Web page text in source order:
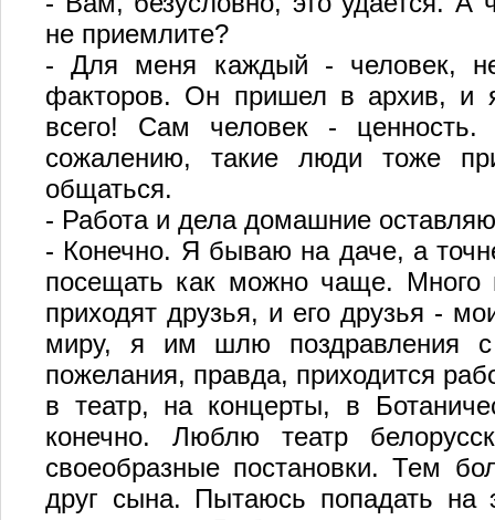
не приемлите?
- Для меня каждый - человек,
факторов. Он пришел в архив, и
всего! Сам человек -
сожалению, такие люди тоже
общаться.
- Работа и дела домашние
- Конечно. Я бываю на даче, а
посещать как можно чаще.
приходят друзья, и его друзья -
миру, я им шлю поздравления с
пожелания, правда, приходится
в театр, на концерты, в
конечно. Люблю театр
своеобразные постановки. Тем
друг сына. Пытаюсь попадать на